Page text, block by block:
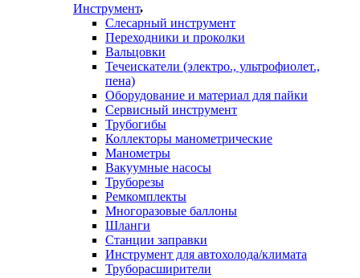
Инструмент
Слесарный инструмент
Переходники и проколки
Вальцовки
Течеискатели (электро., ультрофиолет.,
пена)
Оборудование и материал для пайки
Сервисный инструмент
Трубогибы
Коллекторы манометрические
Манометры
Вакуумные насосы
Труборезы
Ремкомплекты
Многоразовые баллоны
Шланги
Станции заправки
Инструмент для автохолода/климата
Труборасширители